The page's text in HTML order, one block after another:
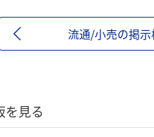
流通/小売の掲
を見る